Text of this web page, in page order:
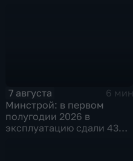
7 августа
6 мин
Минстрой: в первом
полугодии 2026 в
эксплуатацию сдали 43